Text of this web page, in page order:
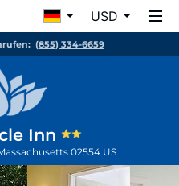
USD
(855) 334-6659
Inn
02554 US